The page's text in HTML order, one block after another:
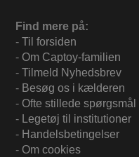
Find mere på:
- Til forsiden
- Om Captoy-familien
- Tilmeld Nyhedsbrev
- Besøg os i kælderen
- Ofte stillede spørgsmål
- Legetøj til institutioner
- Handelsbetingelser
- Om cookies